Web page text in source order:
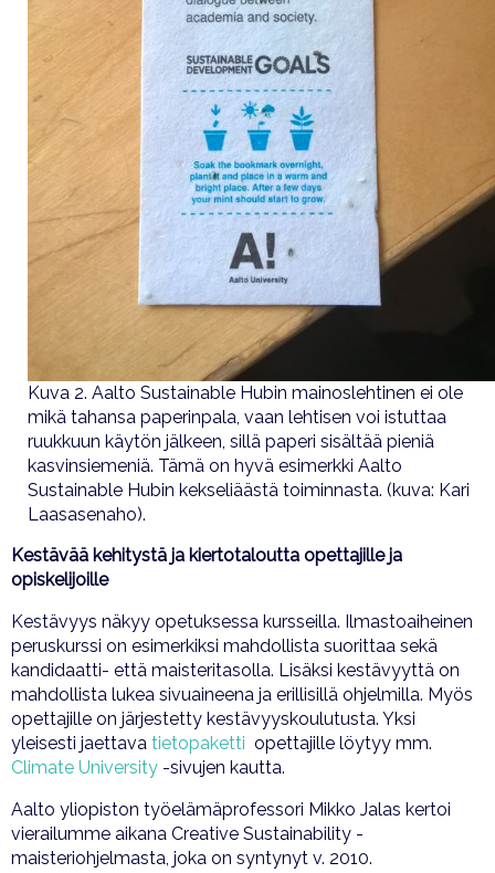
Kuva 2. Aalto Sustainable Hubin mainoslehtinen ei ole
mikä tahansa paperinpala, vaan lehtisen voi istuttaa
ruukkuun käytön jälkeen, sillä paperi sisältää pieniä
kasvinsiemeniä. Tämä on hyvä esimerkki Aalto
Sustainable Hubin kekseliäästä toiminnasta. (kuva: Kari
Laasasenaho).
Kestävää kehitystä ja kiertotaloutta opettajille ja
opiskelijoille
Kestävyys näkyy opetuksessa kursseilla. Ilmastoaiheinen
peruskurssi on esimerkiksi mahdollista suorittaa sekä
kandidaatti- että maisteritasolla. Lisäksi kestävyyttä on
mahdollista lukea sivuaineena ja erillisillä ohjelmilla. Myös
opettajille on järjestetty kestävyyskoulutusta. Yksi
yleisesti jaettava tietopaketti opettajille löytyy mm.
Climate University -sivujen kautta.
Aalto yliopiston työelämäprofessori Mikko Jalas kertoi
vierailumme aikana Creative Sustainability -
maisteriohjelmasta, joka on syntynyt v. 2010.